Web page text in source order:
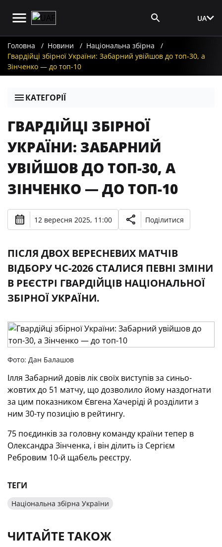
UA
Головна Новини
Національна збірна
Гвардійці збірної України: Забарний увійшов до топ-30, а
Зінченко — до топ-10
КАТЕГОРІЇ
ГВАРДІЙЦІ ЗБІРНОЇ
УКРАЇНИ: ЗАБАРНИЙ
УВІЙШОВ ДО ТОП-30, А
ЗІНЧЕНКО — ДО ТОП-10
12 вересня 2025, 11:00 Поділитися
ПІСЛЯ ДВОХ ВЕРЕСНЕВИХ МАТЧІВ
ВІДБОРУ ЧС-2026 СТАЛИСЯ ПЕВНІ ЗМІНИ
В РЕЄСТРІ ГВАРДІЙЦІВ НАЦІОНАЛЬНОЇ
ЗБІРНОЇ УКРАЇНИ.
Фото: Дан Балашов
Ілля Забарний довів лік своїх виступів за синьо-
жовтих до 51 матчу, що дозволило йому наздогнати
за цим показником Євгена Хачеріді й розділити з
ним 30-ту позицію в рейтингу.
75 поєдинків за головну команду країни тепер в
Олександра Зінченка, і він ділить із Сергієм
Ребровим 10-й щабель реєстру.
ТЕГИ
Національна збірна України
ЧИТАЙТЕ ТАКОЖ